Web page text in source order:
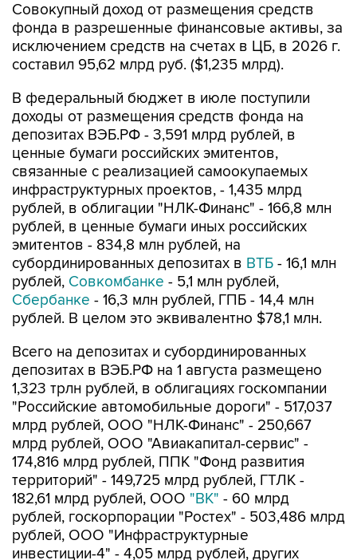
Совокупный доход от размещения средств
фонда в разрешенные финансовые активы, за
исключением средств на счетах в ЦБ, в 2026 г.
составил 95,62 млрд руб. ($1,235 млрд).
В федеральный бюджет в июле поступили
доходы от размещения средств фонда на
депозитах ВЭБ.РФ - 3,591 млрд рублей, в
ценные бумаги российских эмитентов,
связанные с реализацией самоокупаемых
инфраструктурных проектов, - 1,435 млрд
рублей, в облигации "НЛК-Финанс" - 166,8 млн
рублей, в ценные бумаги иных российских
эмитентов - 834,8 млн рублей, на
субординированных депозитах в ВТБ - 16,1 млн
рублей, Совкомбанке - 5,1 млн рублей,
Сбербанке - 16,3 млн рублей, ГПБ - 14,4 млн
рублей. В целом это эквивалентно $78,1 млн.
Всего на депозитах и субординированных
депозитах в ВЭБ.РФ на 1 августа размещено
1,323 трлн рублей, в облигациях госкомпании
"Российские автомобильные дороги" - 517,037
млрд рублей, ООО "НЛК-Финанс" - 250,667
млрд рублей, ООО "Авиакапитал-сервис" -
174,816 млрд рублей, ППК "Фонд развития
территорий" - 149,725 млрд рублей, ГТЛК -
182,61 млрд рублей, ООО "ВК" - 60 млрд
рублей, госкорпорации "Ростех" - 503,486 млрд
рублей, ООО "Инфраструктурные
инвестиции-4" - 4,05 млрд рублей, других